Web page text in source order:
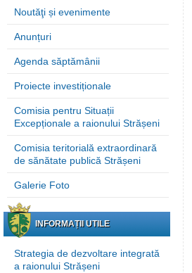
Noutăţi și evenimente
Anunțuri
Agenda săptămânii
Proiecte investiționale
Comisia pentru Situații
Excepționale a raionului Strășeni
Comisia teritorială extraordinară
de sănătate publică Strășeni
Galerie Foto
INFORMAȚII UTILE
Strategia de dezvoltare integrată
a raionului Strășeni